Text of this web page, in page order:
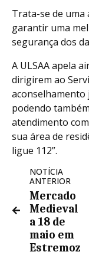
Trata-se de uma
garantir uma
segurança dos
A ULSAA apela
dirigirem ao
aconselhamento
podendo
atendimento
sua área de
ligue 112”.
NOTÍCIA
ANTERIOR
Mercado
Medieval
a 18 de
maio em
Estremoz